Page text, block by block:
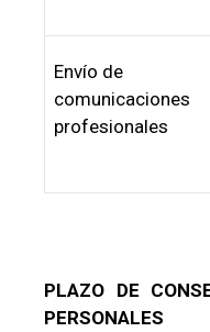
Envío de
comunicaciones
profesionales
PLAZO DE
PERSONALES